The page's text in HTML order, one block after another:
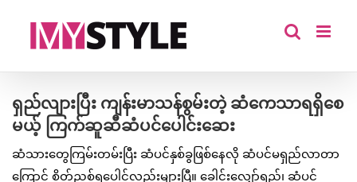
ရှည်လျားပြီး ကျန်းမာသန်စွမ်းတဲ့ ဆံကေသာရရှိစေ
မယ့် ကြက်ဆူဆီဆံပင်ပေါင်းဆေး
ဆံသားတွေကြမ်းတမ်းပြီး ဆံပင်နှစ်ခွဖြစ်နေလို ဆံပင်မရှည်လာတာ
ကြောင့် စိတ်ညစ်ရပေါင်လည်းများပြီ။ ခေါင်းလျှော်ရည်၊ ဆံပင်